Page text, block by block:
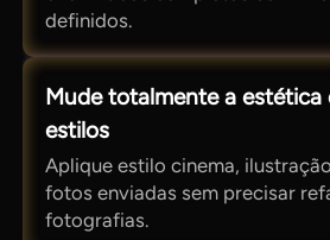
definidos.
Mude totalmente a
estilos
Aplique estilo cinema,
fotos enviadas sem precisar
fotografias.